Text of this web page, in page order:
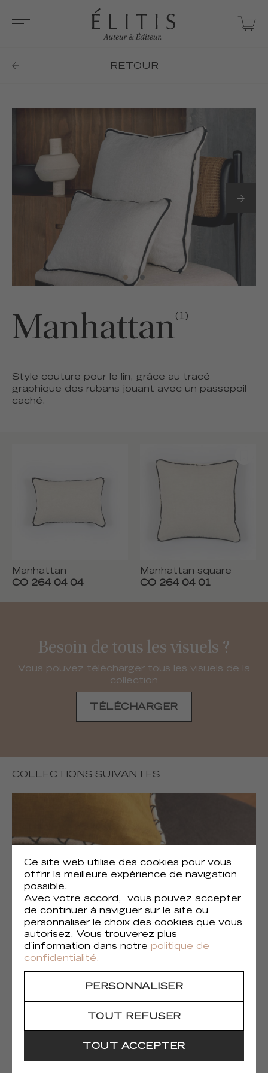
RETOUR
Manhattan(1)
Style couture pour le lin, grâce au tracé
graphique des rubans jouant avec un passepoil
caché.
Manhattan
CO 264 04 04
Manhattan square
CO 264 04 01
Besoin de tous les visuels ?
Vous pouvez télécharger tous les visuels de la
collection
TÉLÉCHARGER
COLLECTIONS SUIVANTES
Gaia (1)
Ce site web utilise des cookies pour vous
offrir la meilleure expérience de navigation
possible.
Avec votre accord, vous pouvez accepter
de continuer à naviguer sur le site ou
personnaliser le choix des cookies que vous
autorisez. Vous trouverez plus
d’information dans notre politique de
confidentialité.
PERSONNALISER
TOUT REFUSER
TOUT ACCEPTER